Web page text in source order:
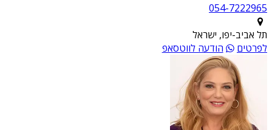
054-7222965
תל אביב-יפו, ישראל
לפרטים
הודעה לווטסאפ